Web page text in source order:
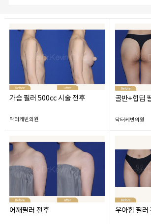
가슴 필러 500cc 시술 전후
닥터케빈의원
골반+힙딥
닥터케빈의원
어깨필러 전후 우아힙 필러